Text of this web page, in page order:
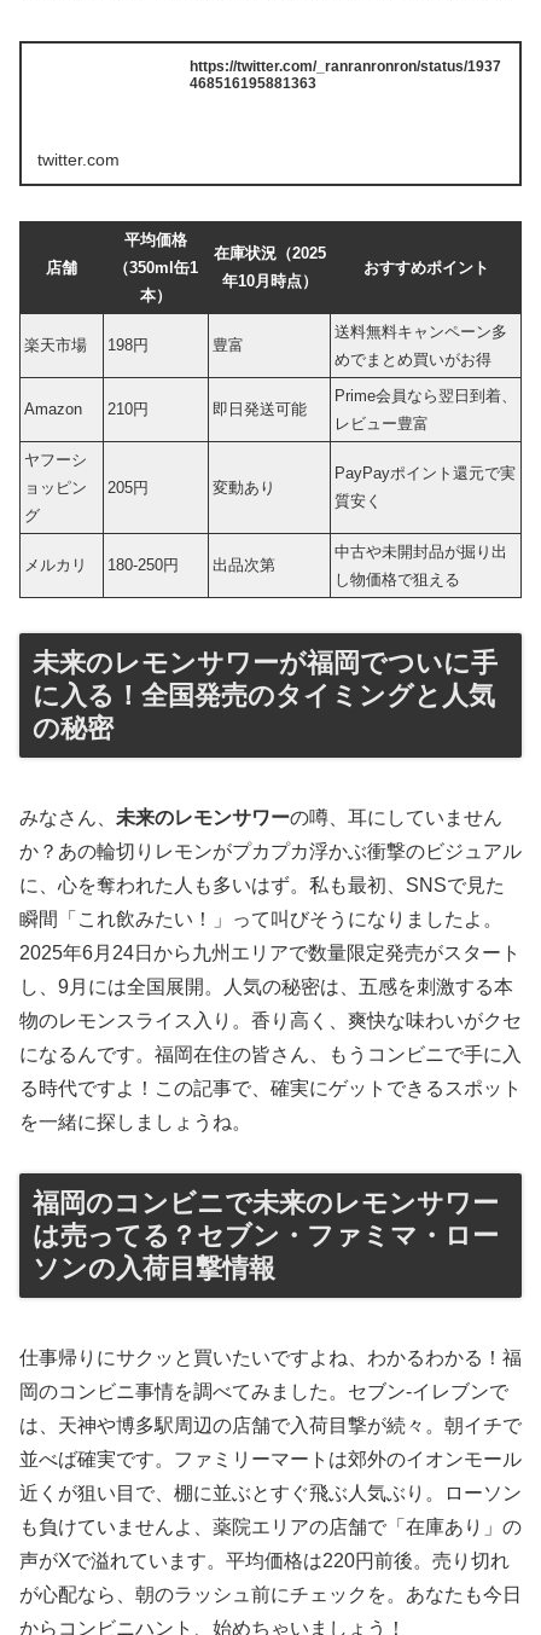
https://twitter.com/_ranranronron/status/1937
468516195881363
twitter.com
店舗
平均価格
（350ml缶1
本）
在庫状況（2025
年10月時点）
おすすめポイント
楽天市場 198円 豊富
送料無料キャンペーン多
めでまとめ買いがお得
Amazon 210円 即日発送可能
Prime会員なら翌日到着、
レビュー豊富
ヤフーシ
ョッピン
グ
205円 変動あり
PayPayポイント還元で実
質安く
メルカリ 180-250円 出品次第
中古や未開封品が掘り出
し物価格で狙える
未来のレモンサワーが福岡でついに手
に入る！全国発売のタイミングと人気
の秘密
みなさん、 未来のレモンサワーの噂、耳にしていません
か？あの輪切りレモンがプカプカ浮かぶ衝撃のビジュアル
に、心を奪われた人も多いはず。私も最初、SNSで見た
瞬間「これ飲みたい！」って叫びそうになりましたよ。
2025年6月24日から九州エリアで数量限定発売がスタート
し、9月には全国展開。人気の秘密は、五感を刺激する本
物のレモンスライス入り。香り高く、爽快な味わいがクセ
になるんです。福岡在住の皆さん、もうコンビニで手に入
る時代ですよ！この記事で、確実にゲットできるスポット
を一緒に探しましょうね。
福岡のコンビニで未来のレモンサワー
は売ってる？セブン・ファミマ・ロー
ソンの入荷目撃情報
仕事帰りにサクッと買いたいですよね、わかるわかる！福
岡のコンビニ事情を調べてみました。セブン-イレブンで
は、天神や博多駅周辺の店舗で入荷目撃が続々。朝イチで
並べば確実です。ファミリーマートは郊外のイオンモール
近くが狙い目で、棚に並ぶとすぐ飛ぶ人気ぶり。ローソン
も負けていませんよ、薬院エリアの店舗で「在庫あり」の
声がXで溢れています。平均価格は220円前後。売り切れ
が心配なら、朝のラッシュ前にチェックを。あなたも今日
からコンビニハント、始めちゃいましょう！